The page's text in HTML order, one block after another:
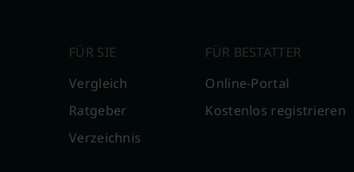
FÜR SIE
Vergleich
Ratgeber
Verzeichnis
FÜR BESTATTER
Online-Portal
Kostenlos registrieren